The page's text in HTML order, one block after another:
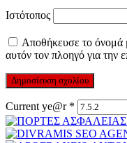
Ιστότοπος
Αποθήκευσε το όνομά
αυτόν τον πλοηγό για
Current ye@r *